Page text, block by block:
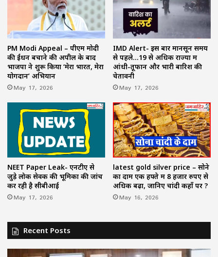
PM Modi Appeal – पीएम मोदी
की ईंधन बचाने की अपील के बाद
भाजपा ने शुरू किया ‘मेरा भारत, मेरा
योगदान’ अभियान
May 17, 2026
IMD Alert- इस बार मानसून समय
से पहले…19 से अधिक राज्यों में
आंधी-तूफान और भारी बारिश की
चेतावनी
May 17, 2026
NEET Paper Leak- एनटीए से
जुड़े लोक सेवक की भूमिका की जांच
कर रही है सीबीआई
May 17, 2026
latest gold silver price – सोने
का दाम एक हफ्ते में 8 हजार रुपए से
अधिक बढ़ा, जानिए चांदी कहाँ पर ?
May 16, 2026
Recent Posts